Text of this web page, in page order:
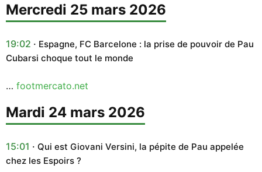
mercredi 25 mars 2026
19:02
Espagne, FC Barcelone : la prise de pouvoir de Pau
Cubarsi choque tout le monde
… footmercato.net
mardi 24 mars 2026
15:01
Qui est Giovani Versini, la pépite de Pau appelée
chez les Espoirs ?